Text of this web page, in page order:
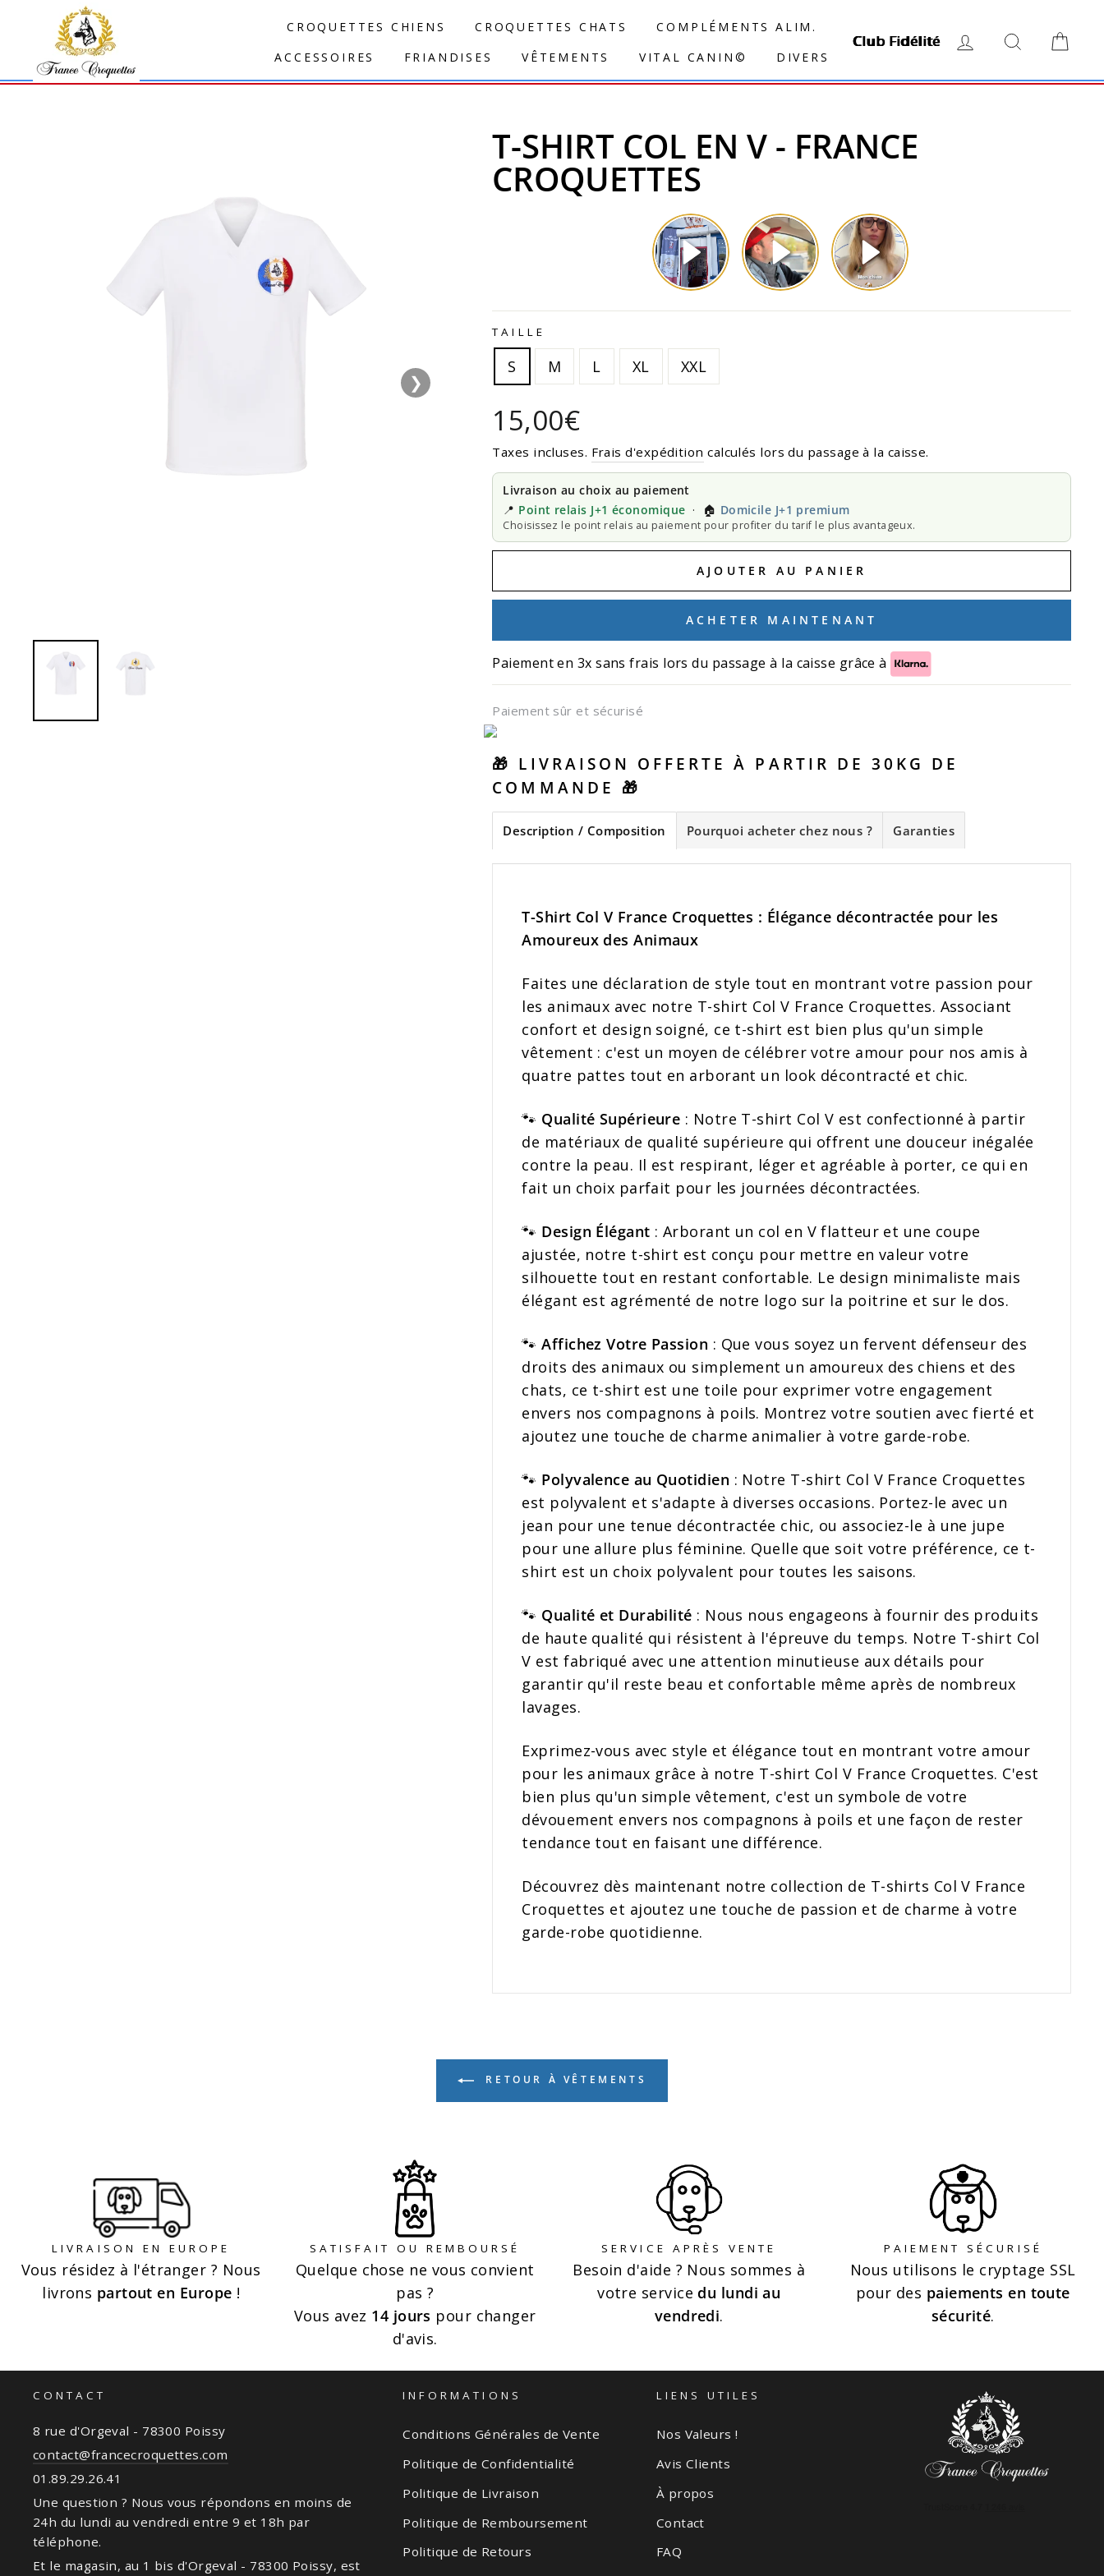
contenu
CROQUETTES CHIENS CROQUETTES CHATS
COMPLÉMENTS ALIM.
ACCESSOIRES
FRIANDISES VÊTEMENTS VITAL CANIN© DIVERS
Club Fidélité SE CONNECTER
❯
T-SHIRT COL EN V - FRANCE
CROQUETTES
TAILLE
S M L XL XXL
Prix
régulier
15,00€
Taxes incluses. Frais d'expédition calculés lors du passage à la caisse.
Livraison au choix au paiement
📍 Point relais J+1 économique · 🏠 Domicile J+1 premium
Choisissez le point relais au paiement pour profiter du tarif le plus avantageux.
AJOUTER AU PANIER
ACHETER MAINTENANT
Paiement en 3x sans frais lors du passage à la caisse grâce à
Paiement sûr et sécurisé
🎁 LIVRAISON OFFERTE À PARTIR DE 30KG DE
COMMANDE 🎁
Description / Composition Pourquoi acheter chez nous ? Garanties
T-Shirt Col V France Croquettes : Élégance décontractée pour les
Amoureux des Animaux
Faites une déclaration de style tout en montrant votre passion pour
les animaux avec notre T-shirt Col V France Croquettes. Associant
confort et design soigné, ce t-shirt est bien plus qu'un simple
vêtement : c'est un moyen de célébrer votre amour pour nos amis à
quatre pattes tout en arborant un look décontracté et chic.
🐾 Qualité Supérieure : Notre T-shirt Col V est confectionné à partir
de matériaux de qualité supérieure qui offrent une douceur inégalée
contre la peau. Il est respirant, léger et agréable à porter, ce qui en
fait un choix parfait pour les journées décontractées.
🐾 Design Élégant : Arborant un col en V flatteur et une coupe
ajustée, notre t-shirt est conçu pour mettre en valeur votre
silhouette tout en restant confortable. Le design minimaliste mais
élégant est agrémenté de notre logo sur la poitrine et sur le dos.
🐾Affichez Votre Passion : Que vous soyez un fervent défenseur des
droits des animaux ou simplement un amoureux des chiens et des
chats, ce t-shirt est une toile pour exprimer votre engagement
envers nos compagnons à poils. Montrez votre soutien avec fierté et
ajoutez une touche de charme animalier à votre garde-robe.
🐾 Polyvalence au Quotidien : Notre T-shirt Col V France Croquettes
est polyvalent et s'adapte à diverses occasions. Portez-le avec un
jean pour une tenue décontractée chic, ou associez-le à une jupe
pour une allure plus féminine. Quelle que soit votre préférence, ce t-
shirt est un choix polyvalent pour toutes les saisons.
🐾 Qualité et Durabilité : Nous nous engageons à fournir des produits
de haute qualité qui résistent à l'épreuve du temps. Notre T-shirt Col
V est fabriqué avec une attention minutieuse aux détails pour
garantir qu'il reste beau et confortable même après de nombreux
lavages.
Exprimez-vous avec style et élégance tout en montrant votre amour
pour les animaux grâce à notre T-shirt Col V France Croquettes. C'est
bien plus qu'un simple vêtement, c'est un symbole de votre
dévouement envers nos compagnons à poils et une façon de rester
tendance tout en faisant une différence.
Découvrez dès maintenant notre collection de T-shirts Col V France
Croquettes et ajoutez une touche de passion et de charme à votre
garde-robe quotidienne.
RETOUR À VÊTEMENTS
LIVRAISON EN EUROPE
Vous résidez à l'étranger ? Nous
livrons partout en Europe !
SATISFAIT OU REMBOURSÉ
Quelque chose ne vous convient
pas ?
Vous avez 14 jours pour changer
d'avis.
SERVICE APRÈS VENTE
Besoin d'aide ? Nous sommes à
votre service du lundi au
vendredi.
PAIEMENT SÉCURISÉ
Nous utilisons le cryptage SSL
pour des paiements en toute
sécurité.
CONTACT
8 rue d'Orgeval - 78300 Poissy
contact@francecroquettes.com
01.89.29.26.41
Une question ? Nous vous répondons en moins de
24h du lundi au vendredi entre 9 et 18h par
téléphone.
Et le magasin, au 1 bis d'Orgeval - 78300 Poissy, est
INFORMATIONS
Conditions Générales de Vente
Politique de Confidentialité
Politique de Livraison
Politique de Remboursement
Politique de Retours
LIENS UTILES
Nos Valeurs !
Avis Clients
À propos
Contact
FAQ